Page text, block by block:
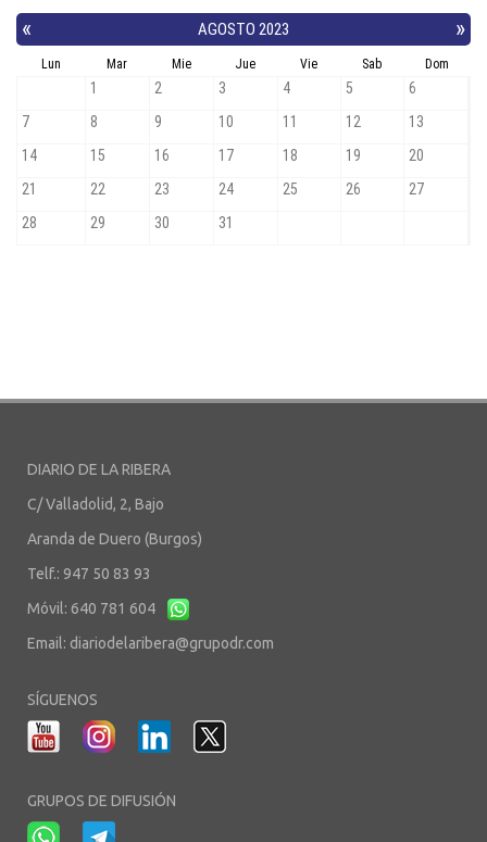
DIARIO DE LA RIBERA
C/ Valladolid, 2, Bajo
Aranda de Duero (Burgos)
Telf.: 947 50 83 93
Móvil: 640 781 604
Email: diariodelaribera@grupodr.com
SÍGUENOS
GRUPOS DE DIFUSIÓN